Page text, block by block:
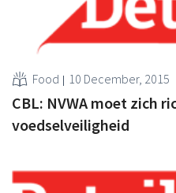
Food 10 December, 2015
CBL: NVWA moet zich
voedselveiligheid